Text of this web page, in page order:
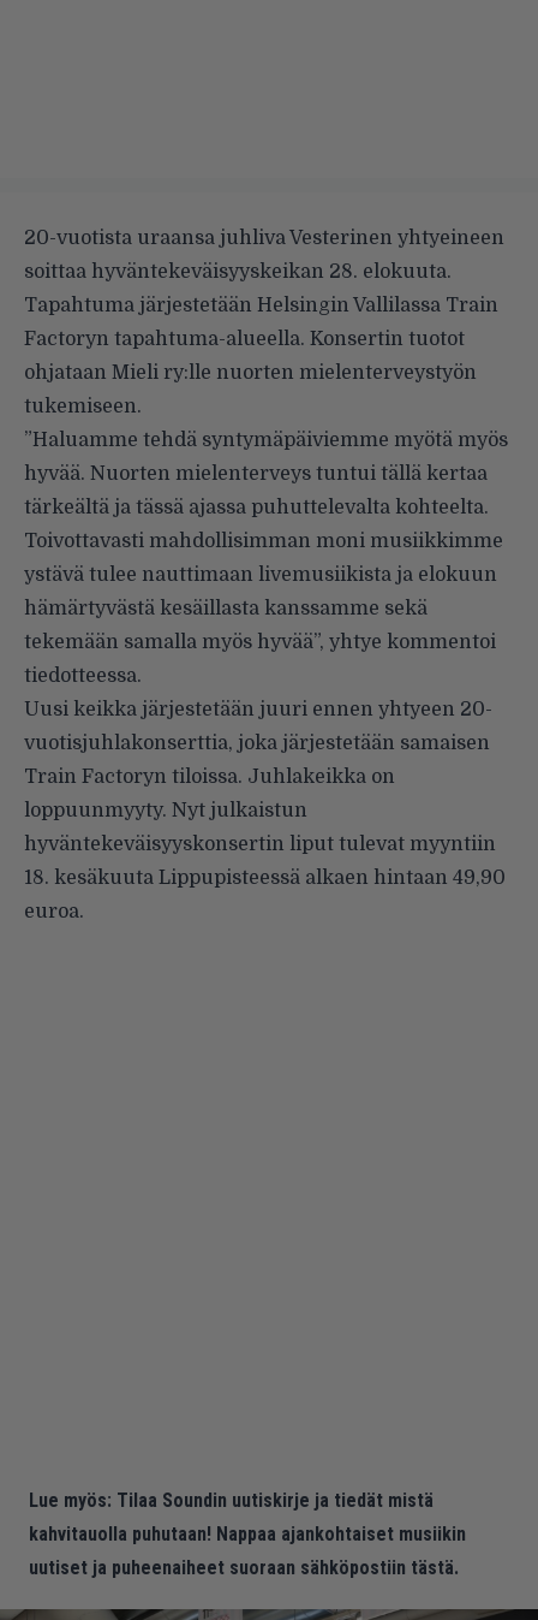
20-vuotista uraansa juhliva Vesterinen yhtyeineen
soittaa hyväntekeväisyyskeikan 28. elokuuta.
Tapahtuma järjestetään Helsingin Vallilassa Train
Factoryn tapahtuma-alueella. Konsertin tuotot
ohjataan Mieli ry:lle nuorten mielenterveystyön
tukemiseen.
”Haluamme tehdä syntymäpäiviemme myötä myös
hyvää. Nuorten mielenterveys tuntui tällä kertaa
tärkeältä ja tässä ajassa puhuttelevalta kohteelta.
Toivottavasti mahdollisimman moni musiikkimme
ystävä tulee nauttimaan livemusiikista ja elokuun
hämärtyvästä kesäillasta kanssamme sekä
tekemään samalla myös hyvää”, yhtye kommentoi
tiedotteessa.
Uusi keikka järjestetään juuri ennen yhtyeen 20-
vuotisjuhlakonserttia, joka järjestetään samaisen
Train Factoryn tiloissa. Juhlakeikka on
loppuunmyyty. Nyt julkaistun
hyväntekeväisyyskonsertin liput tulevat myyntiin
18. kesäkuuta Lippupisteessä alkaen hintaan 49,90
euroa.
Lue myös: Tilaa Soundin uutiskirje ja tiedät mistä
kahvitauolla puhutaan! Nappaa ajankohtaiset musiikin
uutiset ja puheenaiheet suoraan sähköpostiin tästä.